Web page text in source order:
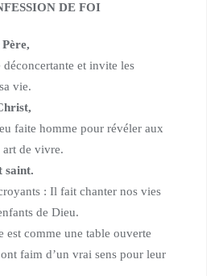
DE FOI
déconcertante et invite les
vie.
faite homme pour révéler aux
de vivre.
saint.
: Il fait chanter nos vies
de Dieu.
est comme une table ouverte
faim d’un vrai sens pour leur